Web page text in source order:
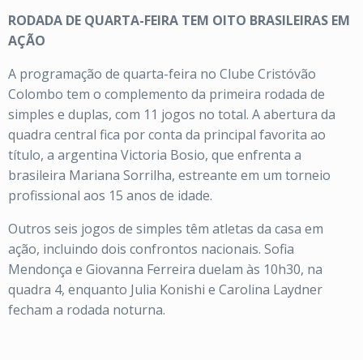
RODADA DE QUARTA-FEIRA TEM OITO BRASILEIRAS EM
AÇÃO
A programação de quarta-feira no Clube Cristóvão
Colombo tem o complemento da primeira rodada de
simples e duplas, com 11 jogos no total. A abertura da
quadra central fica por conta da principal favorita ao
título, a argentina Victoria Bosio, que enfrenta a
brasileira Mariana Sorrilha, estreante em um torneio
profissional aos 15 anos de idade.
Outros seis jogos de simples têm atletas da casa em
ação, incluindo dois confrontos nacionais. Sofia
Mendonça e Giovanna Ferreira duelam às 10h30, na
quadra 4, enquanto Julia Konishi e Carolina Laydner
fecham a rodada noturna.